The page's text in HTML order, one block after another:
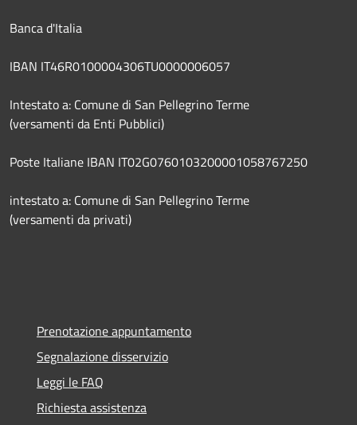
Banca d'Italia
IBAN IT46R0100004306TU0000006057
Intestato a: Comune di San Pellegrino Terme
(versamenti da Enti Pubblici)
Poste Italiane IBAN IT02G0760103200001058767250
intestato a: Comune di San Pellegrino Terme
(versamenti da privati)
Prenotazione appuntamento
Segnalazione disservizio
Leggi le FAQ
Richiesta assistenza